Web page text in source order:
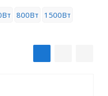
800Вт
1500Вт